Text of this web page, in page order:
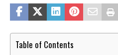
Table of Contents